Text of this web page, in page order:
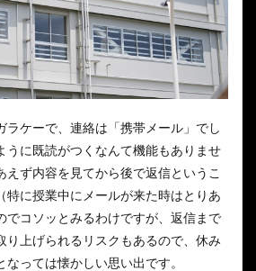
ラケーで、連絡は「携帯メール」でし
うに既読がつくなんて機能もありませ
えず内容を見てから後で返信というこ
特に授業中にメールが来た時はとりあ
でコソッとみるわけですが、返信まで
り上げられるリスクもあるので、休み
っては懐かしい思い出です。